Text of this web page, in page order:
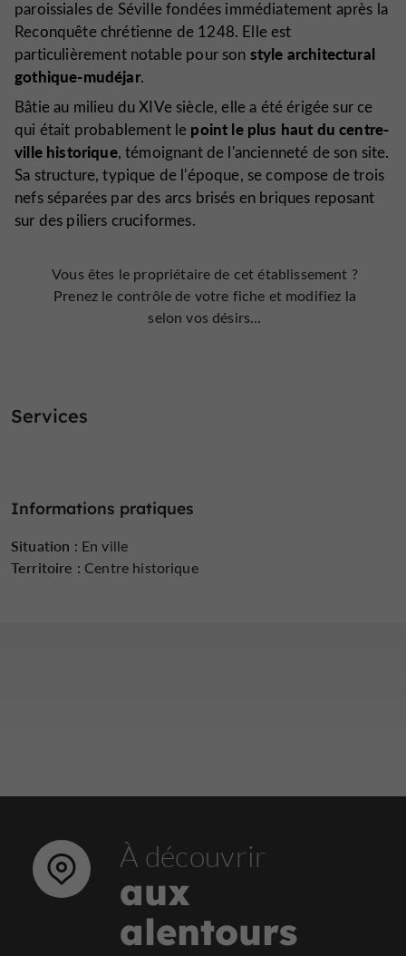
paroissiales de Séville fondées immédiatement après la
Reconquête chrétienne de 1248. Elle est
particulièrement notable pour son style architectural
gothique-mudéjar.
Bâtie au milieu du XIVe siècle, elle a été érigée sur ce
qui était probablement le point le plus haut du centre-
ville historique, témoignant de l'ancienneté de son site.
Sa structure, typique de l'époque, se compose de trois
nefs séparées par des arcs brisés en briques reposant
sur des piliers cruciformes.
Vous êtes le propriétaire de cet établissement ?
Prenez le contrôle de votre fiche et modifiez la
selon vos désirs...
Services
Informations pratiques
Situation : En ville
Territoire : Centre historique
À découvrir
aux
alentours